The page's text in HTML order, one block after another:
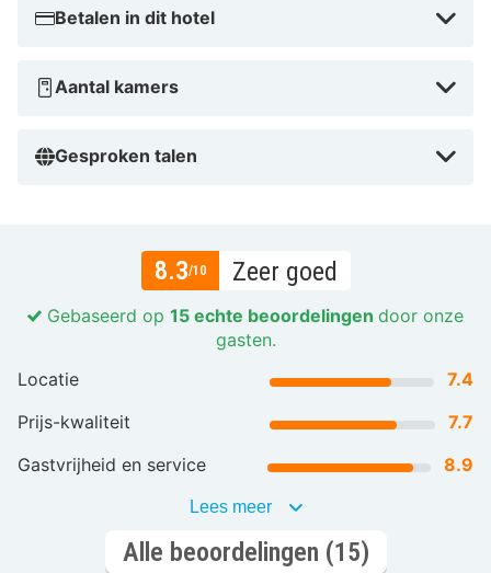
Betalen in dit hotel
Aantal kamers
Gesproken talen
8.3/10 Zeer goed
Gebaseerd op 15 echte beoordelingen door onze
gasten.
Locatie
7.4
Prijs-kwaliteit
7.7
Gastvrijheid en service
8.9
Lees meer
Alle beoordelingen (15)